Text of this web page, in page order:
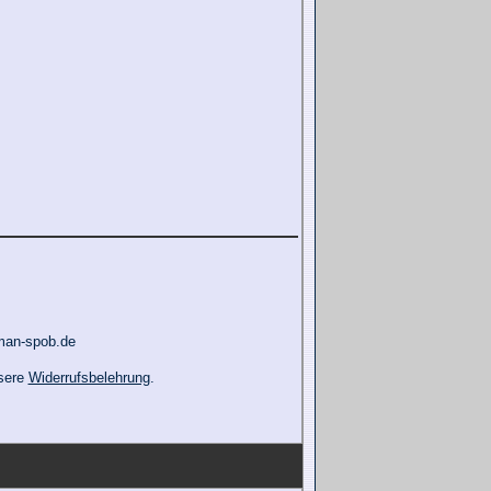
spob.de
Widerrufsbelehrung.